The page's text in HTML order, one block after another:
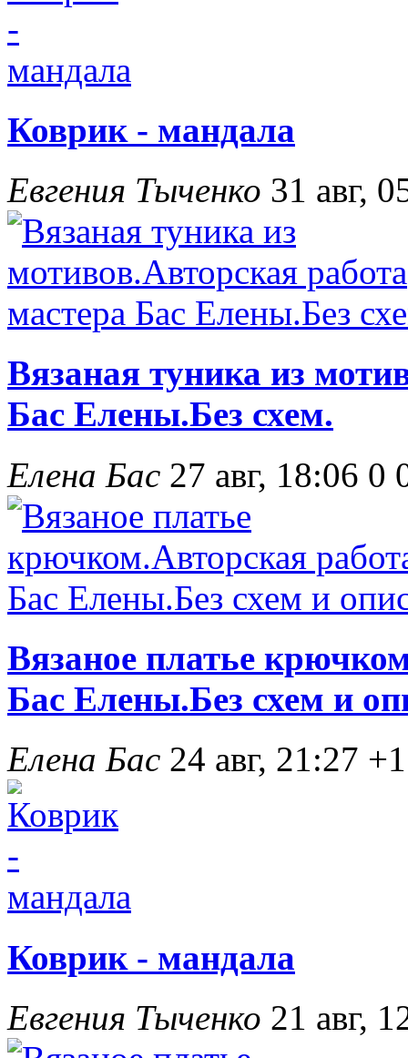
Коврик - мандала
Евгения Тыченко 31 авг,
Вязаная туника из
Бас Елены.Без схем.
Елена Бас 27 авг, 18:06 0
Вязаное платье
Бас Елены.Без схем и
Елена Бас 24 авг, 21:27 +1
Коврик - мандала
Евгения Тыченко 21 авг,